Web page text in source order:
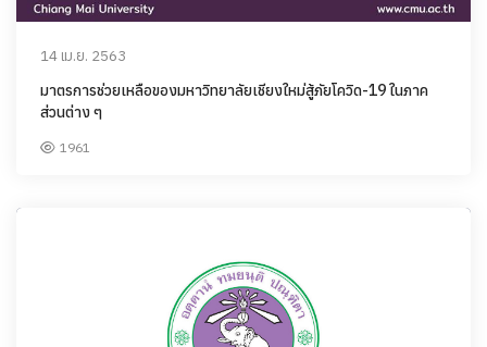
14 เม.ย. 2563
มาตรการช่วยเหลือของมหาวิทยาลัยเชียงใหม่สู้ภัยโควิด-19 ในภาค
ส่วนต่าง ๆ
1961